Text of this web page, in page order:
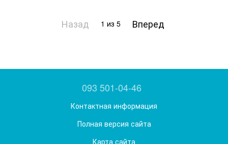
Назад 1 из 5 Вперед
093 501-04-46
Контактная информация
Полная версия сайта
Карта сайта